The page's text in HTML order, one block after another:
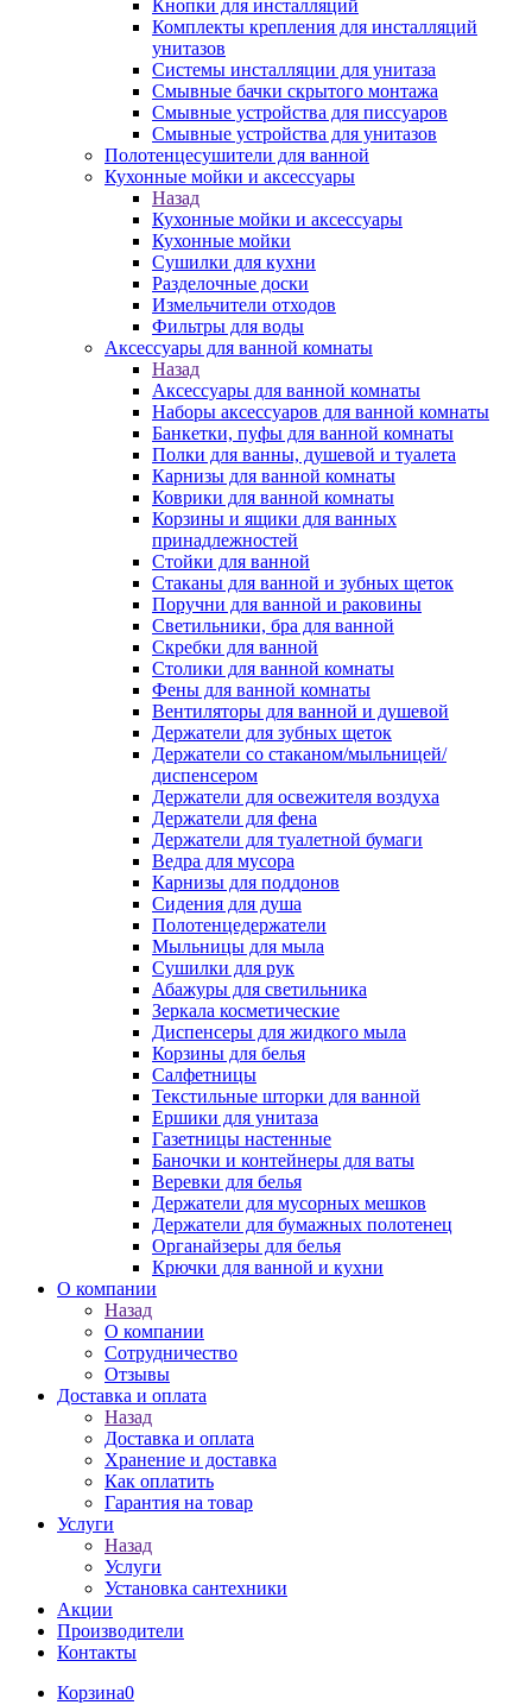
Кнопки для инсталляций
Комплекты крепления для инсталляций
унитазов
Системы инсталляции для унитаза
Смывные бачки скрытого монтажа
Смывные устройства для писсуаров
Смывные устройства для унитазов
Полотенцесушители для ванной
Кухонные мойки и аксессуары
Назад
Кухонные мойки и аксессуары
Кухонные мойки
Сушилки для кухни
Разделочные доски
Измельчители отходов
Фильтры для воды
Аксессуары для ванной комнаты
Назад
Аксессуары для ванной комнаты
Наборы аксессуаров для ванной комнаты
Банкетки, пуфы для ванной комнаты
Полки для ванны, душевой и туалета
Карнизы для ванной комнаты
Коврики для ванной комнаты
Корзины и ящики для ванных
принадлежностей
Стойки для ванной
Стаканы для ванной и зубных щеток
Поручни для ванной и раковины
Светильники, бра для ванной
Скребки для ванной
Столики для ванной комнаты
Фены для ванной комнаты
Вентиляторы для ванной и душевой
Держатели для зубных щеток
Держатели со стаканом/мыльницей/
диспенсером
Держатели для освежителя воздуха
Держатели для фена
Держатели для туалетной бумаги
Ведра для мусора
Карнизы для поддонов
Сидения для душа
Полотенцедержатели
Мыльницы для мыла
Сушилки для рук
Абажуры для светильника
Зеркала косметические
Диспенсеры для жидкого мыла
Корзины для белья
Салфетницы
Текстильные шторки для ванной
Ершики для унитаза
Газетницы настенные
Баночки и контейнеры для ваты
Веревки для белья
Держатели для мусорных мешков
Держатели для бумажных полотенец
Органайзеры для белья
Крючки для ванной и кухни
О компании
Назад
О компании
Сотрудничество
Отзывы
Доставка и оплата
Назад
Доставка и оплата
Хранение и доставка
Как оплатить
Гарантия на товар
Услуги
Назад
Услуги
Установка сантехники
Акции
Производители
Контакты
Корзина0